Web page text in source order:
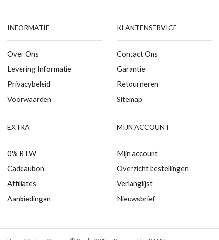
INFORMATIE
Over Ons
Levering Informatie
Privacybeleid
Voorwaarden
KLANTENSERVICE
Contact Ons
Garantie
Retourneren
Sitemap
EXTRA
0% BTW
Cadeaubon
Affiliates
Aanbiedingen
MIJN ACCOUNT
Mijn account
Overzicht bestellingen
Verlanglijst
Nieuwsbrief